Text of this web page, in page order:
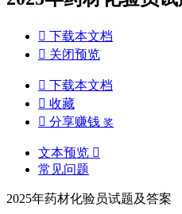
 下载本文档
 关闭预览
 下载本文档
 收藏
 分享赚钱 奖
文本预览 
常见问题
2025年药材化验员试题及答案